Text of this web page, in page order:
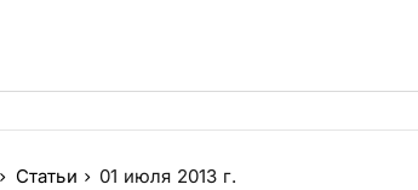
Статьи 01 июля 2013 г.